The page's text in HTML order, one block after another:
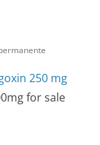
250 mg
for sale